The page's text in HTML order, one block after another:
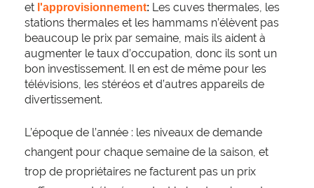
et l'approvisionnement: Les cuves thermales, les
stations thermales et les hammams n’élèvent pas
beaucoup le prix par semaine, mais ils aident à
augmenter le taux d’occupation, donc ils sont un
bon investissement. Il en est de même pour les
télévisions, les stéréos et d’autres appareils de
divertissement.
L’époque de l’année : les niveaux de demande
changent pour chaque semaine de la saison, et
trop de propriétaires ne facturent pas un prix